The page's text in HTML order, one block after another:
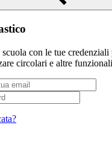
con le tue credenziali
circolari e altre